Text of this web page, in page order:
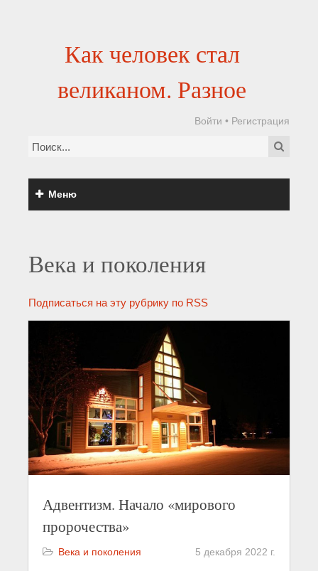
Как человек стал
великаном. Разное
Войти • Регистрация
Меню
Века и поколения
Подписаться на эту рубрику по RSS
Адвентизм. Начало «мирового
пророчества»
Века и поколения 5 декабря 2022 г.